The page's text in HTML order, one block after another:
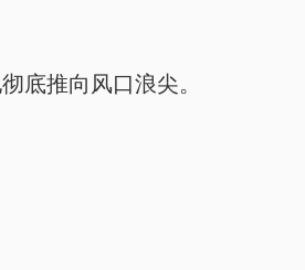
底推向风口浪尖。